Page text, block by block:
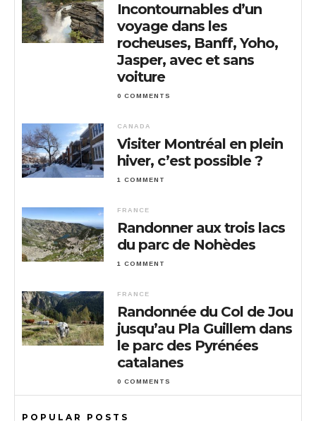
Incontournables d’un
voyage dans les
rocheuses, Banff, Yoho,
Jasper, avec et sans
voiture
0 COMMENTS
CANADA
Visiter Montréal en plein
hiver, c’est possible ?
1 COMMENT
FRANCE
Randonner aux trois lacs
du parc de Nohèdes
1 COMMENT
FRANCE
Randonnée du Col de Jou
jusqu’au Pla Guillem dans
le parc des Pyrénées
catalanes
0 COMMENTS
POPULAR POSTS